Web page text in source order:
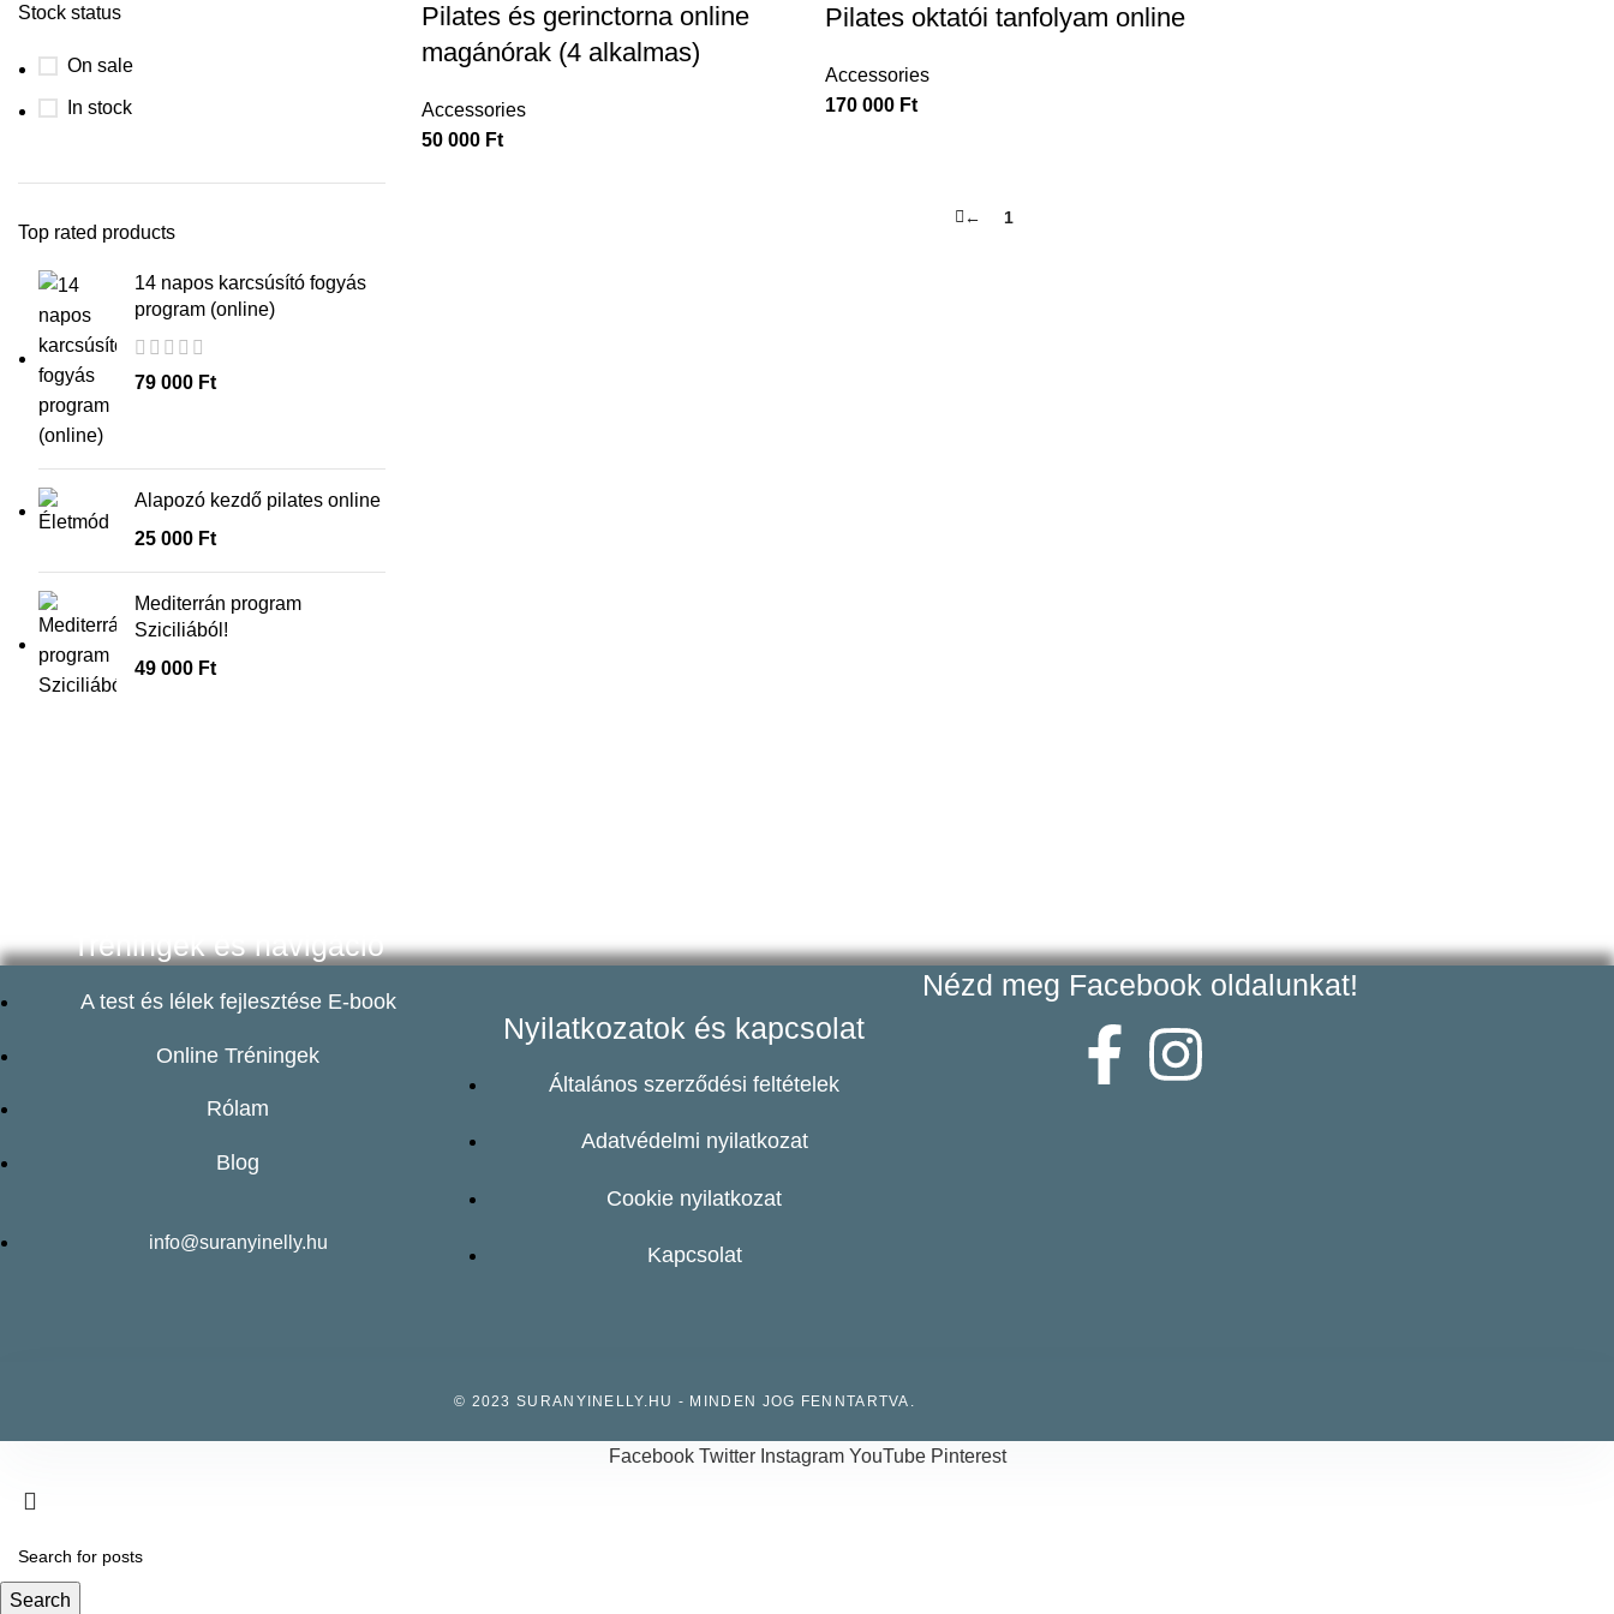
Stock status
On sale
In stock
Top rated products
14 napos karcsúsító fogyás
program (online)
79 000 Ft
Alapozó kezdő pilates online
25 000 Ft
Mediterrán program
Sziciliából!
49 000 Ft
Pilates és gerinctorna online
magánórak (4 alkalmas)
Accessories
50 000 Ft
Pilates oktatói tanfolyam online
Accessories
170 000 Ft
← 1
Tréningek és navigáció
A test és lélek fejlesztése E-book
Online Tréningek
Rólam
Blog
info@suranyinelly.hu
Nyilatkozatok és kapcsolat
Általános szerződési feltételek
Adatvédelmi nyilatkozat
Cookie nyilatkozat
Kapcsolat
Nézd meg Facebook oldalunkat!
© 2023 SURANYINELLY.HU - MINDEN JOG FENNTARTVA.
Facebook Twitter Instagram YouTube Pinterest
Search